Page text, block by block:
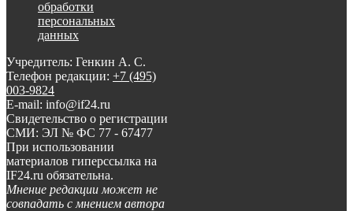
обработки
персональных
данных
Учредитель: Генкин А. С.
Телефон редакции: +7 (495)
003-9824
E-mail: info@if24.ru
Свидетельство о регистрации
СМИ: ЭЛ № ФС 77 - 67477
При использовании
материалов гиперссылка на
IF24.ru обязательна.
Мнение редакции может не
совпадать с мнением автора